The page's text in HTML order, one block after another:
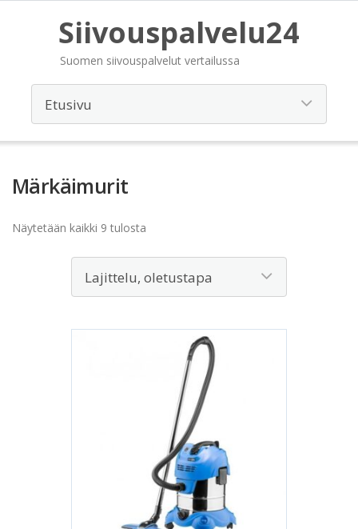
Siivouspalvelu24
Suomen siivouspalvelut vertailussa
Märkäimurit
Näytetään kaikki 9 tulosta